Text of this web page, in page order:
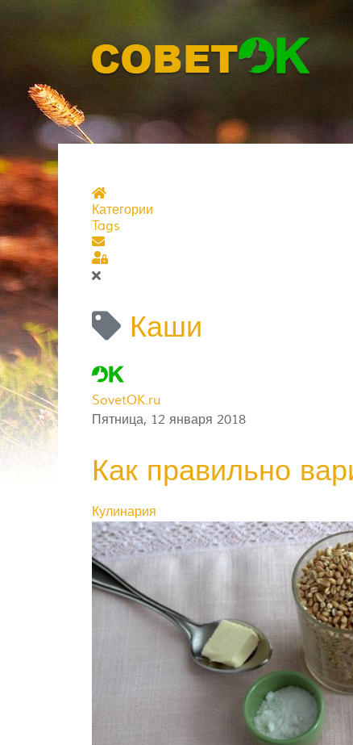
Главная страница
Категории
Tags
Подписаться на блог
Sign In
Каши
SovetOK.ru
Пятница, 12 января 2018
Как правильно
Кулинария